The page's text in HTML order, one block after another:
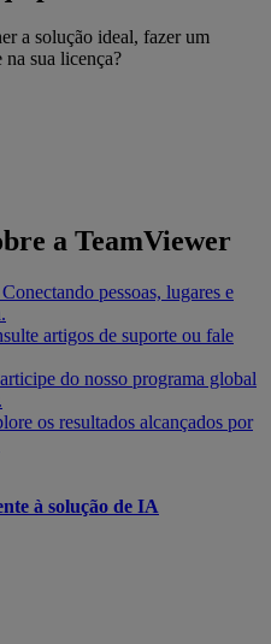
a solução ideal, fazer um
sua licença?
a TeamViewer
Conectando pessoas, lugares e
artigos de suporte ou fale
do nosso programa global
os resultados alcançados por
à solução de IA